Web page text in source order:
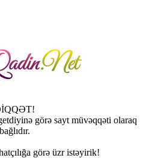
görə sayt müvəqqəti olaraq
bağlıdır.
görə üzr istəyirik!